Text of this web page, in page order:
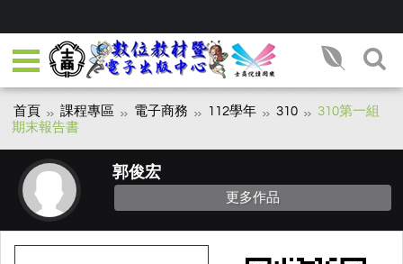
首頁 課程專區 電子商務 112學年 310
310第一組
期末報告書
郭俊宏
更多作品